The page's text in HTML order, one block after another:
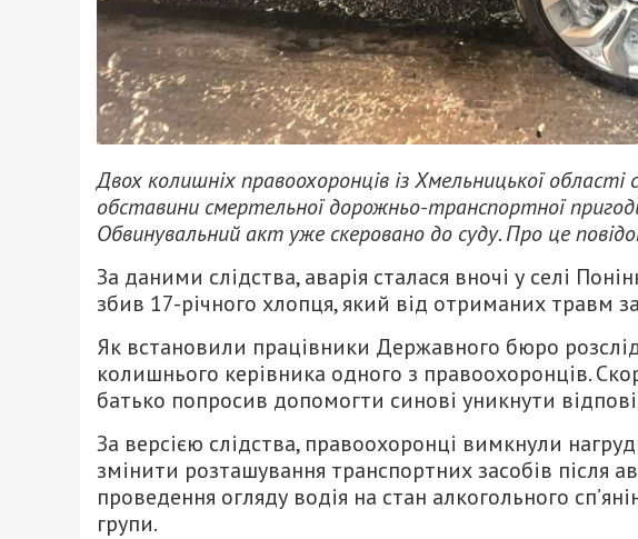
Двох колишніх правоохоронців із Хмельницької
обставини смертельної дорожньо-транспортної
Обвинувальний акт уже скеровано до суду. Про це
За даними слідства, аварія сталася вночі у селі
збив 17-річного хлопця, який від отриманих травм
Як встановили працівники Державного бюро
колишнього керівника одного з правоохоронців.
батько попросив допомогти синові уникнути
За версією слідства, правоохоронці вимкнули
змінити розташування транспортних засобів після
проведення огляду водія на стан алкогольного
групи.